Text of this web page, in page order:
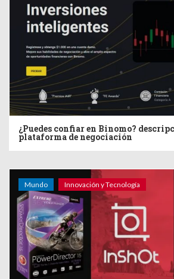
¿Puedes confiar en Binomo?
plataforma de negociación
Mundo Innovación y Tecnología